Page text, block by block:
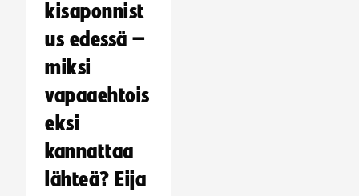
kisaponnist
us edessä –
miksi
vapaaehtois
eksi
kannattaa
lähteä? Eija